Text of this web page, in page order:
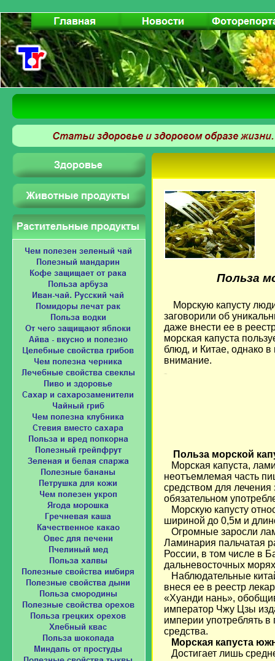
Польза
Морскую капусту
заговорили об
даже внести ее в
морская капуста
блюд, и Китае, однако
внимание.
Польза морской
Морская капуста,
неотъемлемая часть
средством для
обязательном
Морскую капусту
шириной до 0,5м и
Огромные заросли
Ламинария пальчатая
России, в том числе в
дальневосточных
Наблюдательные
внеся ее в реестр
«Хуанди нань»,
император Чжу Цзы
империи употреблять в
средства.
Морская капуста
Достигает лишь